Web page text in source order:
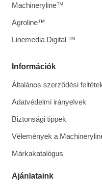
Információk
Általános szerződési
Adatvédelmi irányelvek
Biztonsági tippek
Vélemények a
Márkakatalógus
Ajánlataink
Machineryline™
Agroline™
Linemedia Digital ™